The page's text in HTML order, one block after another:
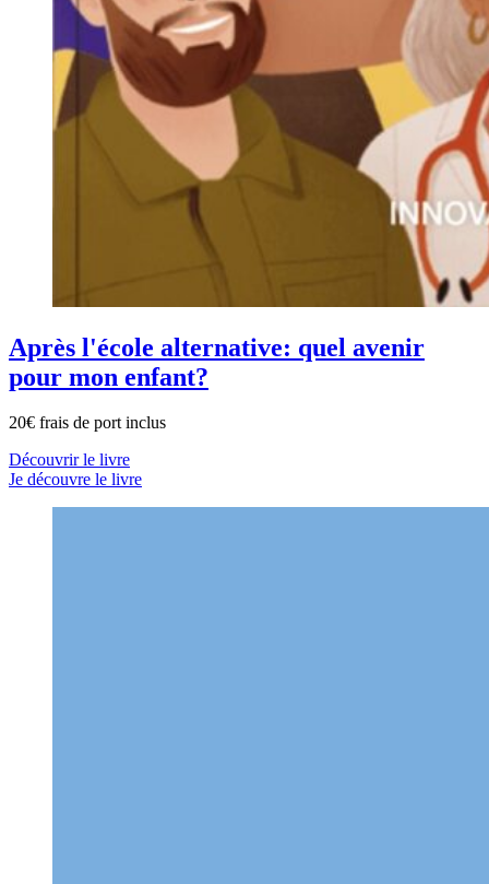
Après l'école alternative: quel avenir
pour mon enfant?
20€ frais de port inclus
Découvrir le livre
Je découvre le livre